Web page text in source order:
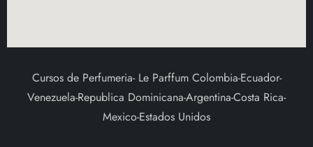
Cursos de Perfumeria- Le Parffum Colombia-Ecuador-
Venezuela-Republica Dominicana-Argentina-Costa Rica-
Mexico-Estados Unidos